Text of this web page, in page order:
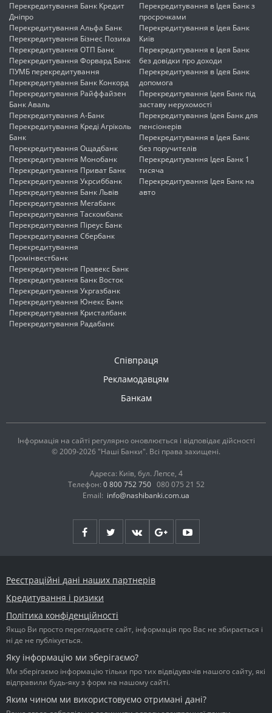
Перекредитування Банк Кредит
Дніпро
Перекредитування Альфа Банк
Перекредитування Бізнес Позика
Перекредитування ОТП Банк
Перекредитування Форвард Банк
ПУМБ перекредитування
Перекредитування Банк Конкорд
Перекредитування Райффайзен
Банк Аваль
Перекредитування А-Банк
Перекредитування Креді Агріколь
Банк
Перекредитування Ощадбанк
Перекредитування Монобанк
Перекредитування Приват Банк
Перекредитування Укрсиббанк
Перекредитування Банк Львів
Перекредитування Мегабанк
Перекредитування Таскомбанк
Перекредитування Піреус Банк
Перекредитування Сбербанк
Перекредитування
Промінвестбанк
Перекредитування Правекс Банк
Перекредитування Банк Восток
Перекредитування Укргазбанк
Перекредитування Юнекс Банк
Перекредитування Кристалбанк
Перекредитування Радабанк
Перекредитування в Ідея Банк з
просрочками
Перекредитування в Ідея Банк
Київ
Перекредитування в Ідея Банк
без довідки про доходи
Перекредитування в Ідея Банк
допомога
Перекредитування Ідея Банк під
заставу нерухомості
Перекредитування Ідея Банк для
пенсіонерів
Перекредитування в Ідея Банк
без поручителів
Перекредитування Ідея Банк 1
тисяча
Перекредитування Ідея Банк на
авто
Співпраця
Рекламодавцям
Банкам
Інформація на сайті регулярно оновлюється і відповідає дійсності
© 2009-2026 "Наші Банки". Всі права захищені.
Адреса: Київ, бул. Лепсе, 4
Телефон: 0 800 752 750 080 075 21 52
Email: info@nashibanki.com.ua
Реєстраційні дані наших партнерів
Кредитування і ризики
Політика конфіденційності
Якщо Ви просто переглядаєте сайт, інформація про Вас не збирається і
ні де не публікується.
Яку інформацію ми зберігаємо?
Ми зберігаємо інформацію тільки про тих відвідувачів нашого сайту, які
відправили будь-яку з форм на нашому сайті.
Яким чином ми використовуємо отримані дані?